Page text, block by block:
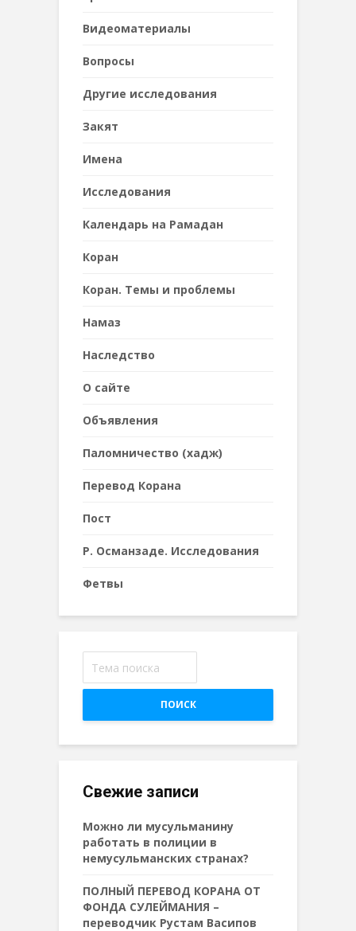
Видеоматериалы
Вопросы
Другие исследования
Закят
Имена
Исследования
Календарь на Рамадан
Коран
Коран. Темы и проблемы
Намаз
Наследствo
О сайте
Объявления
Паломничество (хадж)
Перевод Корана
Пост
Р. Османзаде. Исследования
Фетвы
ПОИСК
Свежие записи
Можно ли мусульманину
работать в полиции в
немусульманских странах?
ПОЛНЫЙ ПЕРЕВОД КОРАНА ОТ
ФОНДА СУЛЕЙМАНИЯ –
переводчик Рустам Васипов